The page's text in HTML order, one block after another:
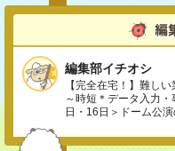
編集部イチオシ
【完全在宅！】難し
～時短＊データ入力
日・16日＞ドーム公